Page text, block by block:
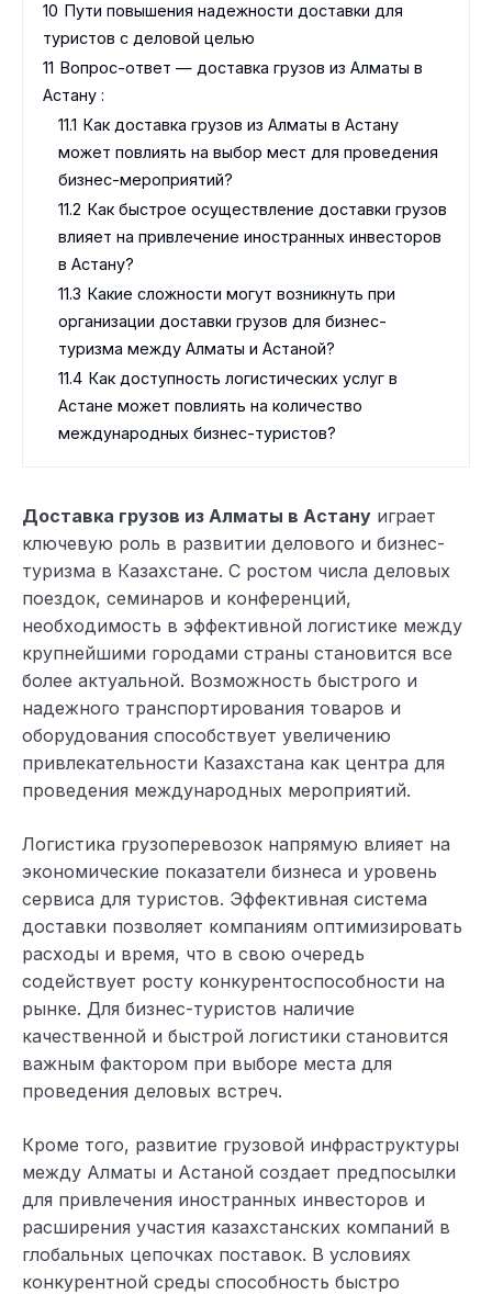
10 Пути повышения надежности доставки для
туристов с деловой целью
11 Вопрос-ответ — доставка грузов из Алматы в
Астану :
11.1 Как доставка грузов из Алматы в Астану
может повлиять на выбор мест для проведения
бизнес-мероприятий?
11.2 Как быстрое осуществление доставки грузов
влияет на привлечение иностранных инвесторов
в Астану?
11.3 Какие сложности могут возникнуть при
организации доставки грузов для бизнес-
туризма между Алматы и Астаной?
11.4 Как доступность логистических услуг в
Астане может повлиять на количество
международных бизнес-туристов?
Доставка грузов из Алматы в Астану играет
ключевую роль в развитии делового и бизнес-
туризма в Казахстане. С ростом числа деловых
поездок, семинаров и конференций,
необходимость в эффективной логистике между
крупнейшими городами страны становится все
более актуальной. Возможность быстрого и
надежного транспортирования товаров и
оборудования способствует увеличению
привлекательности Казахстана как центра для
проведения международных мероприятий.
Логистика грузоперевозок напрямую влияет на
экономические показатели бизнеса и уровень
сервиса для туристов. Эффективная система
доставки позволяет компаниям оптимизировать
расходы и время, что в свою очередь
содействует росту конкурентоспособности на
рынке. Для бизнес-туристов наличие
качественной и быстрой логистики становится
важным фактором при выборе места для
проведения деловых встреч.
Кроме того, развитие грузовой инфраструктуры
между Алматы и Астаной создает предпосылки
для привлечения иностранных инвесторов и
расширения участия казахстанских компаний в
глобальных цепочках поставок. В условиях
конкурентной среды способность быстро